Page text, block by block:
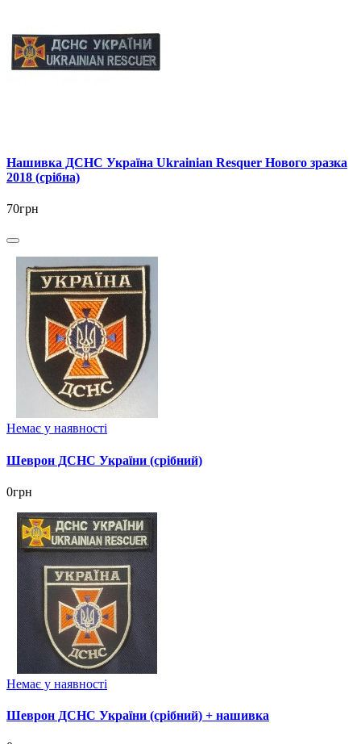
Нашивка ДСНС Україна Ukrainian Resquer Нового зразка
2018 (срібна)
70грн
Немає у наявності
Шеврон ДСНС України (срібний)
0грн
Немає у наявності
Шеврон ДСНС України (срібний) + нашивка